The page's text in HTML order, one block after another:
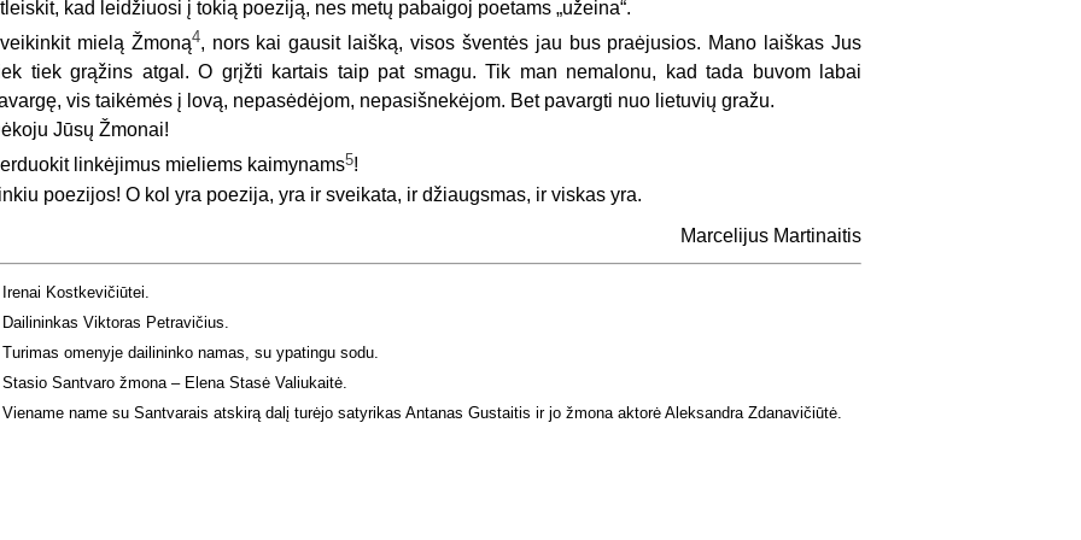
kad leidžiuosi į tokią poeziją, nes metų pabaigoj poetams „užeina“.
mielą Žmoną4, nors kai gausit laišką, visos šventės jau bus praėjusios. Mano laiškas Jus
tiek grąžins atgal. O grįžti kartais taip pat smagu. Tik man nemalonu, kad tada buvom labai
vis taikėmės į lovą, nepasėdėjom, nepasišnekėjom. Bet pavargti nuo lietuvių gražu.
Jūsų Žmonai!
linkėjimus mieliems kaimynams5!
poezijos! O kol yra poezija, yra ir sveikata, ir džiaugsmas, ir viskas yra.
Marcelijus Martinaitis
Irenai Kostkevičiūtei.
Dailininkas Viktoras Petravičius.
Turimas omenyje dailininko namas, su ypatingu sodu.
Stasio Santvaro žmona – Elena Stasė Valiukaitė.
Viename name su Santvarais atskirą dalį turėjo satyrikas Antanas Gustaitis ir jo žmona aktorė Aleksandra Zdanavičiūtė.